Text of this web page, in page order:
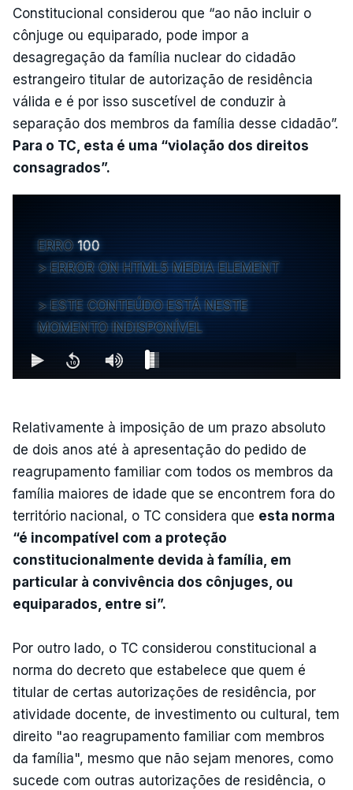
Constitucional considerou que “ao não incluir o
cônjuge ou equiparado, pode impor a
desagregação da família nuclear do cidadão
estrangeiro titular de autorização de residência
válida e é por isso suscetível de conduzir à
separação dos membros da família desse cidadão”.
Para o TC, esta é uma “violação dos direitos
consagrados”.
ERRO 100
ERROR ON HTML5 MEDIA ELEMENT
ESTE CONTEÚDO ESTÁ NESTE
MOMENTO INDISPONÍVEL
Relativamente à imposição de um prazo absoluto
de dois anos até à apresentação do pedido de
reagrupamento familiar com todos os membros da
família maiores de idade que se encontrem fora do
território nacional, o TC considera que esta norma
“é incompatível com a proteção
constitucionalmente devida à família, em
particular à convivência dos cônjuges, ou
equiparados, entre si”.
Por outro lado, o TC considerou constitucional a
norma do decreto que estabelece que quem é
titular de certas autorizações de residência, por
atividade docente, de investimento ou cultural, tem
direito "ao reagrupamento familiar com membros
da família", mesmo que não sejam menores, como
sucede com outras autorizações de residência, o